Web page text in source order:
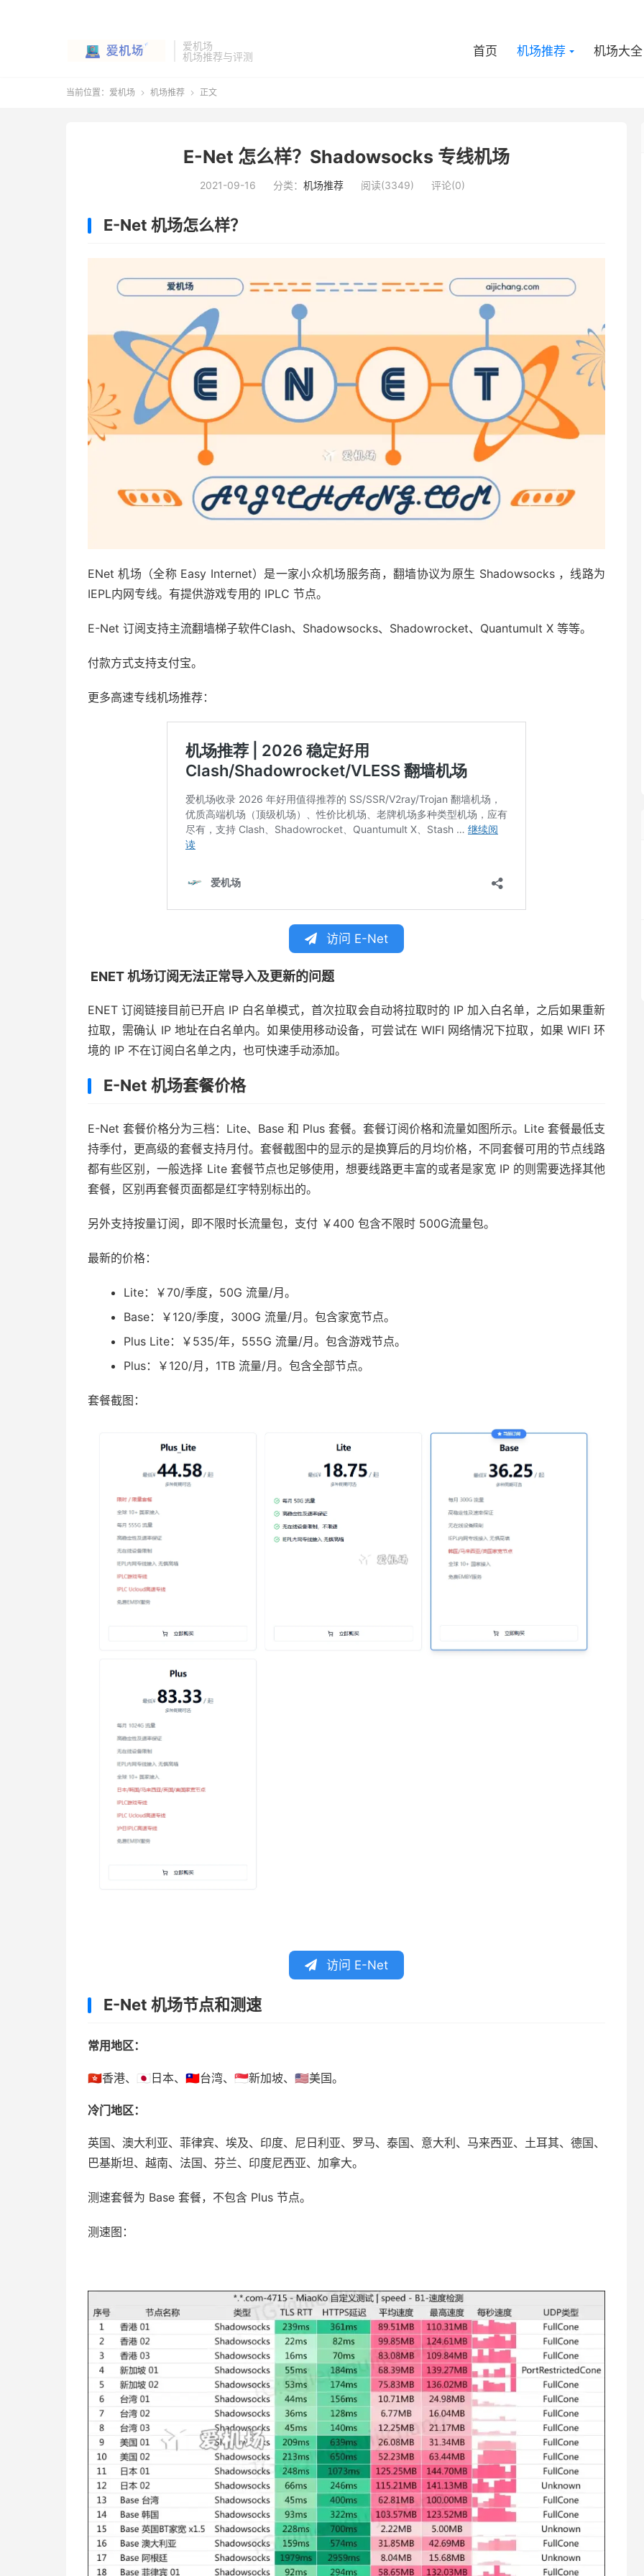
爱机场
机场推荐与评测
首页 机场推荐 机场大全
当前位置： 爱机场  机场推荐  正文
E-Net 怎么样？Shadowsocks 专线机场
2021-09-16 分类： 机场推荐 阅读(3349) 评论(0)
E-Net 机场怎么样？
ENet 机场（全称 Easy Internet）是一家小众机场服务商，翻墙协议为原生 Shadowsocks ，线路为
IEPL内网专线。有提供游戏专用的 IPLC 节点。
E-Net 订阅支持主流翻墙梯子软件Clash、Shadowsocks、Shadowrocket、Quantumult X 等等。
付款方式支持支付宝。
更多高速专线机场推荐：
访问 E-Net
ENET 机场订阅无法正常导入及更新的问题
ENET 订阅链接目前已开启 IP 白名单模式，首次拉取会自动将拉取时的 IP 加入白名单，之后如果重新
拉取，需确认 IP 地址在白名单内。如果使用移动设备，可尝试在 WIFI 网络情况下拉取，如果 WIFI 环
境的 IP 不在订阅白名单之内，也可快速手动添加。
E-Net 机场套餐价格
E-Net 套餐价格分为三档：Lite、Base 和 Plus 套餐。套餐订阅价格和流量如图所示。Lite 套餐最低支
持季付，更高级的套餐支持月付。套餐截图中的显示的是换算后的月均价格，不同套餐可用的节点线路
都有些区别，一般选择 Lite 套餐节点也足够使用，想要线路更丰富的或者是家宽 IP 的则需要选择其他
套餐，区别再套餐页面都是红字特别标出的。
另外支持按量订阅，即不限时长流量包，支付 ￥400 包含不限时 500G流量包。
最新的价格：
Lite：￥70/季度，50G 流量/月。
Base：￥120/季度，300G 流量/月。包含家宽节点。
Plus Lite：￥535/年，555G 流量/月。包含游戏节点。
Plus：￥120/月，1TB 流量/月。包含全部节点。
套餐截图：
访问 E-Net
E-Net 机场节点和测速
常用地区：
🇭🇰香港、🇯🇵日本、🇹🇼台湾、🇸🇬新加坡、🇺🇸美国。
冷门地区：
英国、澳大利亚、菲律宾、埃及、印度、尼日利亚、罗马、泰国、意大利、马来西亚、土耳其、德国、
巴基斯坦、越南、法国、芬兰、印度尼西亚、加拿大。
测速套餐为 Base 套餐，不包含 Plus 节点。
测速图：